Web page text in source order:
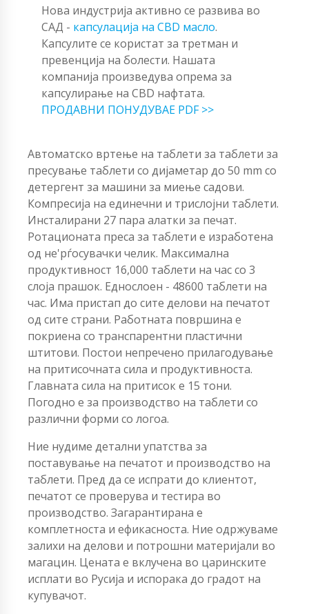
Нова индустрија активно се развива во
САД - капсулација на CBD масло.
Капсулите се користат за третман и
превенција на болести. Нашата
компанија произведува опрема за
капсулирање на CBD нафтата.
ПРОДАВНИ ПОНУДУВАЕ PDF >>
Автоматско вртење на таблети за таблети за
пресување таблети со дијаметар до 50 mm со
детергент за машини за миење садови.
Компресија на единечни и трислојни таблети.
Инсталирани 27 пара алатки за печат.
Ротационата преса за таблети е изработена
од не'рѓосувачки челик. Максимална
продуктивност 16,000 таблети на час со 3
слоја прашок. Еднослоен - 48600 таблети на
час. Има пристап до сите делови на печатот
од сите страни. Работната површина е
покриена со транспарентни пластични
штитови. Постои непречено прилагодување
на притисочната сила и продуктивноста.
Главната сила на притисок е 15 тони.
Погодно е за производство на таблети со
различни форми со логоа.
Ние нудиме детални упатства за
поставување на печатот и производство на
таблети. Пред да се испрати до клиентот,
печатот се проверува и тестира во
производство. Загарантирана е
комплетноста и ефикасноста. Ние одржуваме
залихи на делови и потрошни материјали во
магацин. Цената е вклучена во царинските
исплати во Русија и испорака до градот на
купувачот.